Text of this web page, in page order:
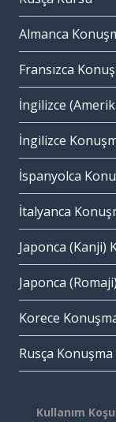
Almanca
Fransızca
İngilizce
İngilizce
İspanyolca
İtalyanca
Japonca (Kanji)
Japonca
Korece
Rusça Konuşma
Kullanım